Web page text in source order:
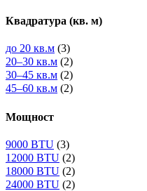
Квадратура (кв. м)
до 20 кв.м (3)
20–30 кв.м (2)
30–45 кв.м (2)
45–60 кв.м (2)
Мощност
9000 BTU (3)
12000 BTU (2)
18000 BTU (2)
24000 BTU (2)